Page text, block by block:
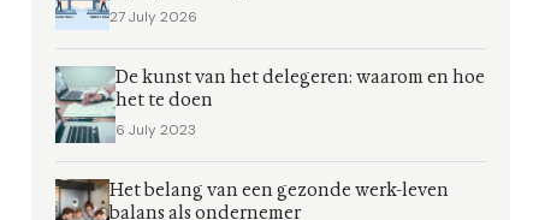
27 July 2026
De kunst van het delegeren: waarom en hoe
het te doen
6 July 2023
Het belang van een gezonde werk-leven
balans als ondernemer